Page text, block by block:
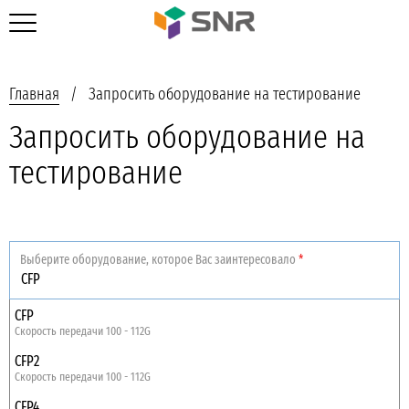
Главная Запросить оборудование на тестирование
Запросить оборудование на
тестирование
Выберите оборудование, которое Вас заинтересовало *
CFP
Скорость передачи 100 - 112G
CFP2
Скорость передачи 100 - 112G